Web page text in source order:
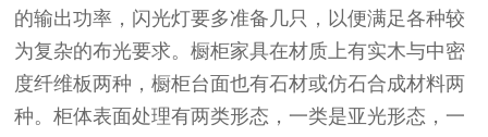
的输出功率，闪光灯要多准备几只，以便满足各种较
为复杂的布光要求。橱柜家具在材质上有实木与中密
度纤维板两种，橱柜台面也有石材或仿石合成材料两
种。柜体表面处理有两类形态，一类是亚光形态，一